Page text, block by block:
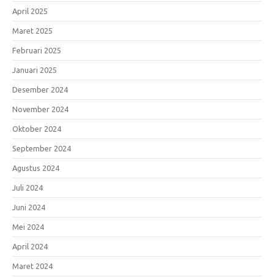
April 2025
Maret 2025
Februari 2025
Januari 2025
Desember 2024
November 2024
Oktober 2024
September 2024
Agustus 2024
Juli 2024
Juni 2024
Mei 2024
April 2024
Maret 2024